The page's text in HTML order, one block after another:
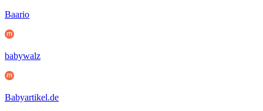
Baario
babywalz
Babyartikel.de